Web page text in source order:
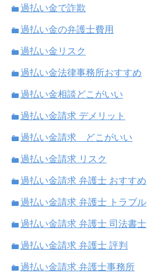
過払い金で詐欺
過払い金の弁護士費用
過払い金リスク
過払い金法律事務所おすすめ
過払い金相談どこがいい
過払い金請求 デメリット
過払い金請求 どこがいい
過払い金請求 リスク
過払い金請求 弁護士 おすすめ
過払い金請求 弁護士 トラブル
過払い金請求 弁護士 司法書士
過払い金請求 弁護士 評判
過払い金請求 弁護士事務所